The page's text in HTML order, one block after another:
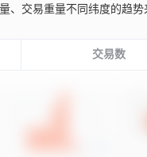
、交易重量不同纬度的趋
交易数